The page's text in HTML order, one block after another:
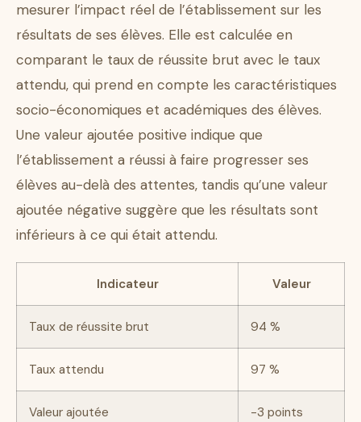
mesurer l’impact réel de l’établissement sur les
résultats de ses élèves. Elle est calculée en
comparant le taux de réussite brut avec le taux
attendu, qui prend en compte les caractéristiques
socio-économiques et académiques des élèves.
Une valeur ajoutée positive indique que
l’établissement a réussi à faire progresser ses
élèves au-delà des attentes, tandis qu’une valeur
ajoutée négative suggère que les résultats sont
inférieurs à ce qui était attendu.
Indicateur Valeur
Taux de réussite brut 94 %
Taux attendu 97 %
Valeur ajoutée -3 points